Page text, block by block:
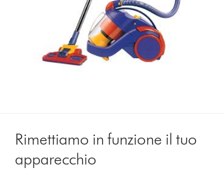
Rimettiamo in funzione il tuo
apparecchio